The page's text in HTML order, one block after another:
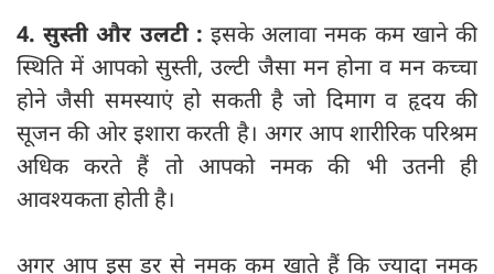
4. सुस्ती और उलटी : इसके अलावा नमक कम खाने की
स्थिति में आपको सुस्ती, उल्टी जैसा मन होना व मन कच्चा
होने जैसी समस्याएं हो सकती है जो दिमाग व हृदय की
सूजन की ओर इशारा करती है। अगर आप शारीरिक परिश्रम
अधिक करते हैं तो आपको नमक की भी उतनी ही
आवश्यकता होती है।
अगर आप इस डर से नमक कम खाते हैं कि ज्यादा नमक